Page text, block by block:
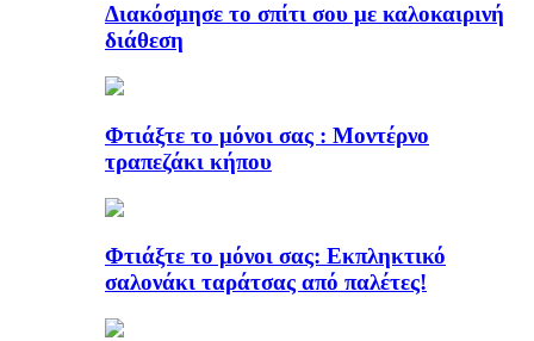
Διακόσμησε το σπίτι σου με καλοκαιρινή
διάθεση
Φτιάξτε το μόνοι σας : Μοντέρνο
τραπεζάκι κήπου
Φτιάξτε το μόνοι σας: Εκπληκτικό
σαλονάκι ταράτσας από παλέτες!